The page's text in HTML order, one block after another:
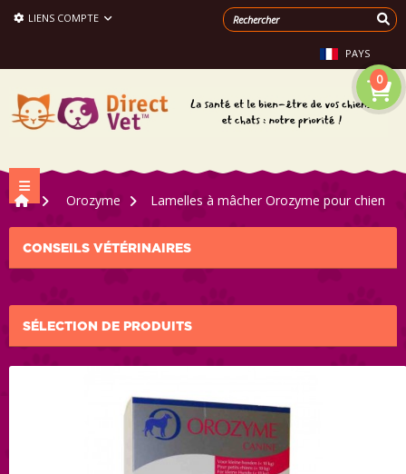
LIENS COMPTE
PAYS
0
Navigation bascule
>
Orozyme > Lamelles à mâcher Orozyme pour chien
CONSEILS VÉTÉRINAIRES
SÉLECTION DE PRODUITS